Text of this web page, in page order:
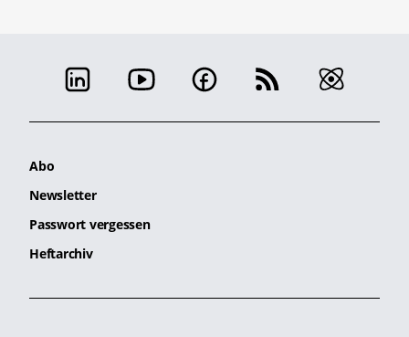
Abo
Newsletter
Passwort vergessen
Heftarchiv